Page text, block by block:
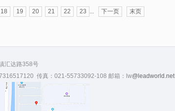
18 19 20 21 22 23 ... 下一页 末页
汇达路358号
传真：021-55733092-108 邮箱：lw@leadworld.net